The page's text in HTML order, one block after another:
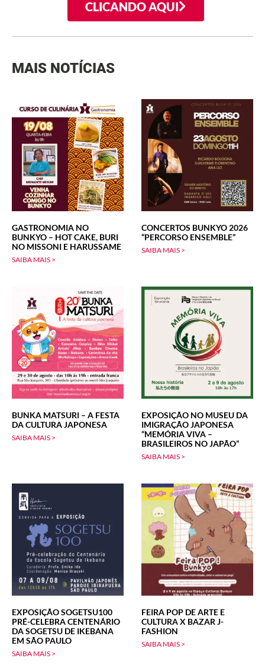
CLICANDO AQUI
MAIS NOTÍCIAS
GASTRONOMIA NO
BUNKYO – HOT CAKE, BURI
NO MISSONI E HARUSSAME
SAIBA MAIS >
CONCERTOS BUNKYO 2026
“PERCORSO ENSEMBLE”
SAIBA MAIS >
BUNKA MATSURI – A FESTA
DA CULTURA JAPONESA
SAIBA MAIS >
EXPOSIÇÃO NO MUSEU DA
IMIGRAÇÃO JAPONESA
“MEMÓRIA VIVA –
BRASILEIROS NO JAPÃO”
SAIBA MAIS >
EXPOSIÇÃO SOGETSU100
PRÉ-CELEBRA CENTENÁRIO
DA SOGETSU DE IKEBANA
EM SÃO PAULO
SAIBA MAIS >
FEIRA POP DE ARTE E
CULTURA X BAZAR J-
FASHION
SAIBA MAIS >